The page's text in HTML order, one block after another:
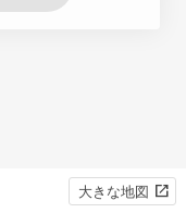
大きな地図